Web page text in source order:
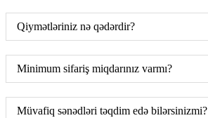
Qiymətləriniz nə qədərdir?
Minimum sifariş miqdarınız varmı?
Müvafiq sənədləri təqdim edə bilərsinizmi?